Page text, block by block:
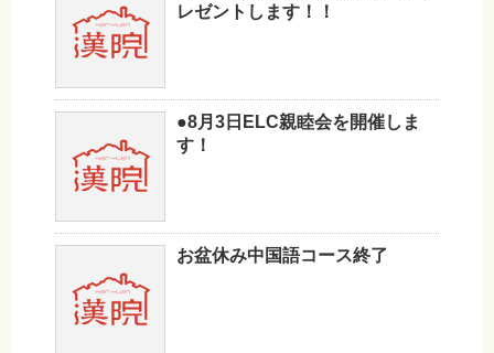
レゼントします！！
●8月3日ELC親睦会を開催しま
す！
お盆休み中国語コース終了